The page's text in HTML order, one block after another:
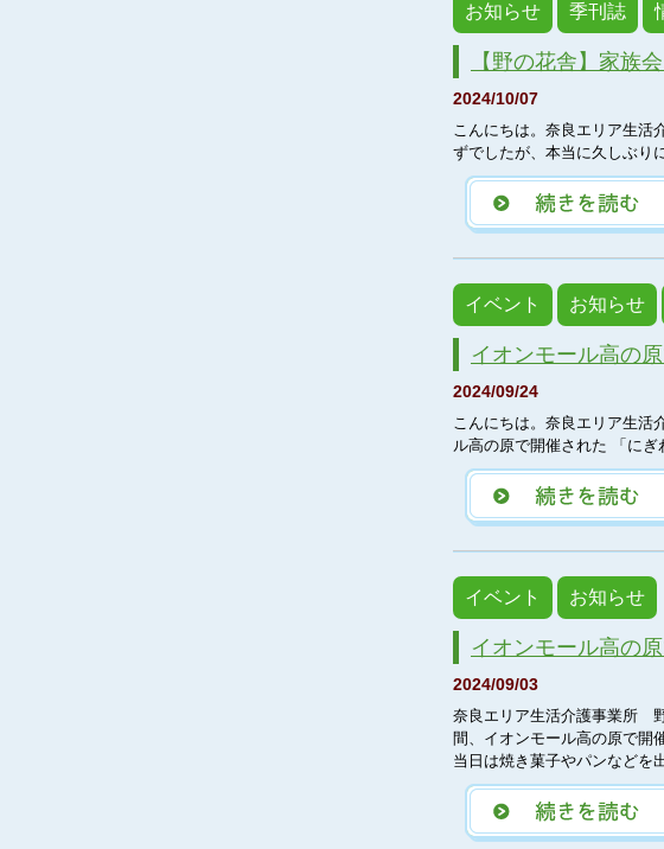
お知らせ 季刊誌
【野の花舎】家族
2024/10/07
こんにちは。奈良エリア生
ずでしたが、本当に久しぶ
イベント お知らせ
イオンモール高の
2024/09/24
こんにちは。奈良エリア生活
ル高の原で開催された 「に
イベント お知らせ
イオンモール高の
2024/09/03
奈良エリア生活介護事業所
間、イオンモール高の原で開
当日は焼き菓子やパンなど